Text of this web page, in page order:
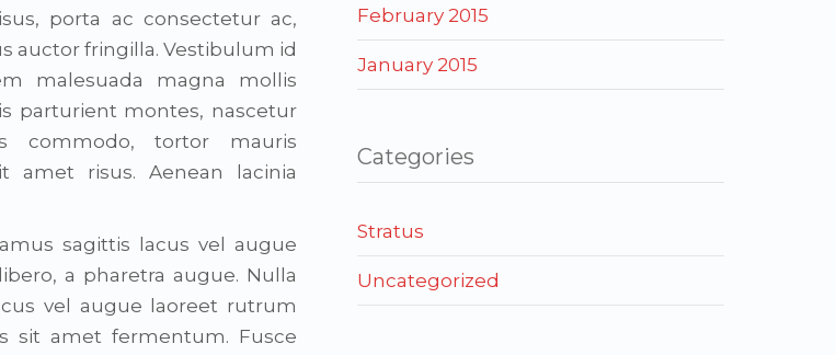
porta ac consectetur ac,
auctor fringilla. Vestibulum id
malesuada magna mollis
parturient montes, nascetur
commodo, tortor mauris
risus. Aenean lacinia
sagittis lacus vel augue
a pharetra augue. Nulla
vel augue laoreet rutrum
sit amet fermentum. Fusce
February 2015
January 2015
Categories
Stratus
Uncategorized